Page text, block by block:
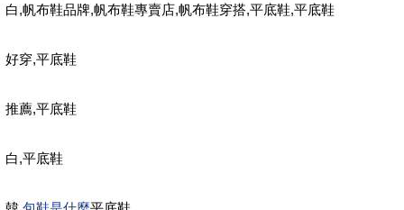
白,帆布鞋品牌,帆布鞋專賣店,帆布鞋穿搭,平底鞋,平底鞋
好穿,平底鞋
推薦,平底鞋
白,平底鞋